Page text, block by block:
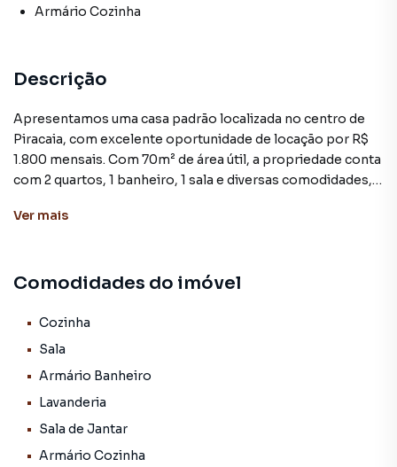
Armário Cozinha
Descrição
Apresentamos uma casa padrão localizada no centro de
Piracaia, com excelente oportunidade de locação por R$
1.800 mensais. Com 70m² de área útil, a propriedade conta
com 2 quartos, 1 banheiro, 1 sala e diversas comodidades,
varanda.
espaços funcionais e bem distribuídos, proporcionando
sala de jantar integradas criam um ambiente acolhedor e
propício para momentos em família, enquanto a sala de
Os quartos apresentam ótimo aproveitamento do espaço,
com armários embutidos que otimizam a organização. O
Ver mais
Comodidades do imóvel
Cozinha
Sala
Armário Banheiro
Lavanderia
Sala de Jantar
Armário Cozinha